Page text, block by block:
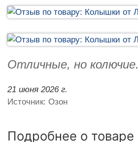
Отличные, но колючие.
21 июня 2026 г.
Источник: Озон
Подробнее о товаре